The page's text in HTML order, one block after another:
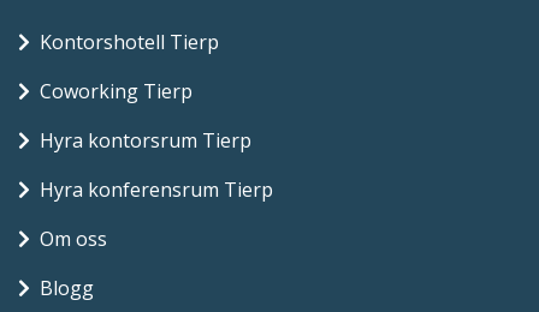
Kontorshotell Tierp
Coworking Tierp
Hyra kontorsrum Tierp
Hyra konferensrum Tierp
Om oss
Blogg